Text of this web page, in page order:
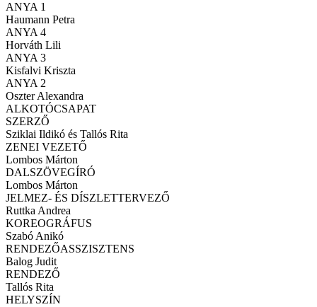
ANYA 1
Haumann Petra
ANYA 4
Horváth Lili
ANYA 3
Kisfalvi Kriszta
ANYA 2
Oszter Alexandra
ALKOTÓCSAPAT
SZERZŐ
Sziklai Ildikó és Tallós Rita
ZENEI VEZETŐ
Lombos Márton
DALSZÖVEGÍRÓ
Lombos Márton
JELMEZ- ÉS DÍSZLETTERVEZŐ
Ruttka Andrea
KOREOGRÁFUS
Szabó Anikó
RENDEZŐASSZISZTENS
Balog Judit
RENDEZŐ
Tallós Rita
HELYSZÍN